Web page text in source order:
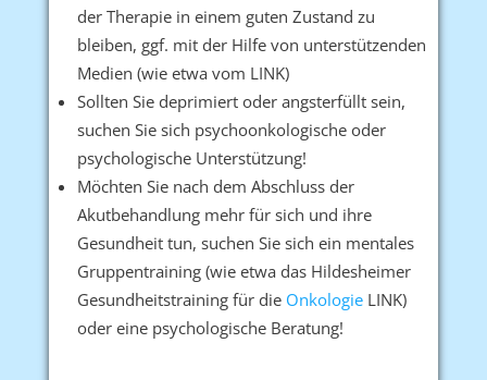
der Therapie in einem guten Zustand zu
bleiben, ggf. mit der Hilfe von unterstützenden
Medien (wie etwa vom LINK)
Sollten Sie deprimiert oder angsterfüllt sein,
suchen Sie sich psychoonkologische oder
psychologische Unterstützung!
Möchten Sie nach dem Abschluss der
Akutbehandlung mehr für sich und ihre
Gesundheit tun, suchen Sie sich ein mentales
Gruppentraining (wie etwa das Hildesheimer
Gesundheitstraining für die OnkologieLINK)
oder eine psychologische Beratung!